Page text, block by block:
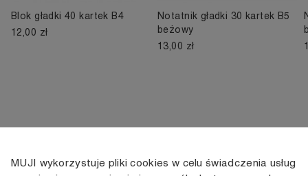
Blok gładki 40 kartek B4
12,00 zł
Notatnik gładki 30 kartek B5
beżowy
13,00 zł
KONTAKT KONTO INFORMACJE
MUJI wykorzystuje pliki cookies w celu świadczenia usług